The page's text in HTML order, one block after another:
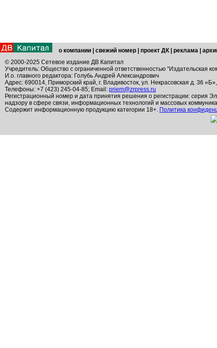
о компании свежий номер проект ДК реклама
© 2000-2025 Сетевое издание ДВ Капитал
Учредитель: Общество с ограниченной ответственностью "Издательская
И.о. главного редактора: Голубь Андрей Александрович
Адрес: 690014, Приморский край, г. Владивосток, ул. Некрасовская д. 36
Телефоны: +7 (423) 245-04-85; Email: priem@zrpress.ru
Регистрационный номер и дата принятия решения о регистрации: серия
надзору в сфере связи, информационных технологий и массовых
Содержит информационную продукцию категории 18+. Политика